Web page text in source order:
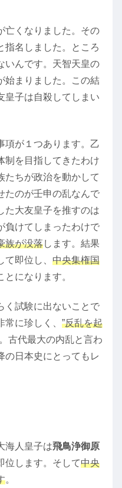
くなりました。その
指名しました。ところ
いんです。天智天皇の
始まりました。この結
皇子は自殺してしまい
が１つあります。乙
制を目指してきたわけ
たちが政治を動かして
たのが壬申の乱なんで
た大友皇子を推すのは
負けてしまったわけで
族が没落します。結果
即位し、 中央集権国
とになります。
試験に出ないことで
に珍しく、 ”反乱を起
古代最大の内乱と言わ
の日本史にとってもレ
海人皇子は飛鳥浄御原
位します。そして中央
。